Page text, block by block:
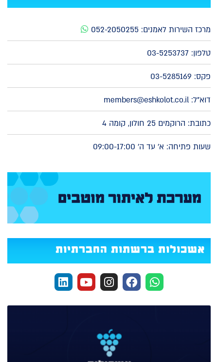
מרכז השירות לאמנים: 052-2050255
טלפון: 03-5253737
פקס: 03-5285169
דוא"ל: members@eshkolot.co.il
כתובת: הרוקמים 25 חולון, קומה 4
שעות פתיחה: א' עד ה' 09:00-17:00
אשכולות ברשתות החברתיות